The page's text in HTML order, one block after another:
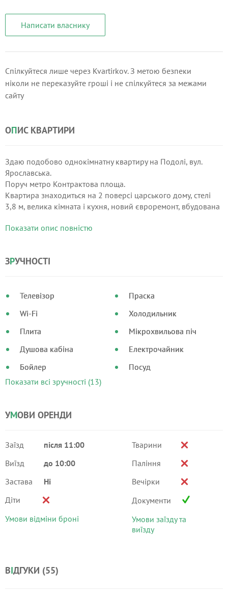
Написати власнику
Спілкуйтеся лише через Kvartirkov. З метою безпеки
ніколи не переказуйте гроші і не спілкуйтеся за межами
сайту
ОПИС КВАРТИРИ
Здаю подобово однокімнатну квартиру на Подолі, вул.
Ярославська.
Поруч метро Контрактова площа.
Квартира знаходиться на 2 поверсі царського дому, стелі
3,8 м, велика кімната і кухня, новий євроремонт, вбудована
кабельне ТБ, двоспальне ліжко, ламінат, Тиха і затишна,
Показати опис повністю
ЗРУЧНОСТІ
Телевізор
Wi-Fi
Плита
Душова кабіна
Бойлер
Праска
Холодильник
Мікрохвильова піч
Електрочайник
Посуд
Показати всі зручності (13)
УМОВИ ОРЕНДИ
Заїзд
після 11:00
Виїзд
до 10:00
Застава
Ні
Діти
Умови відміни броні
Тварини
Паління
Вечірки
Документи
Умови заїзду та
виїзду
ВІДГУКИ (55)